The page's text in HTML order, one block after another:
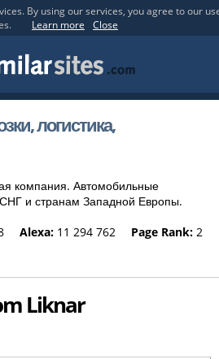
By using our services, you agree to our
Learn more Close
логистика,
компания. Автомобильные
СНГ и странам Западной Европы.
Alexa: 11 294 762 Page Rank: 2
Liknar